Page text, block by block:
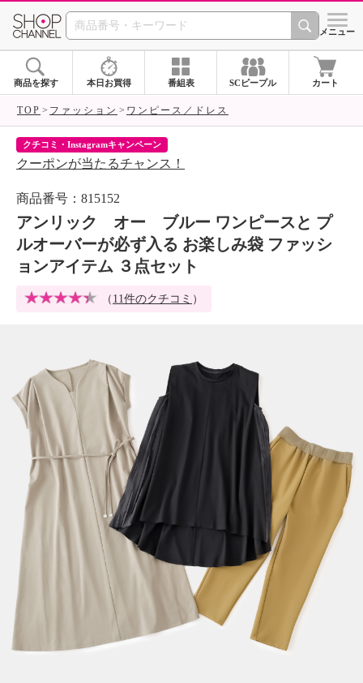
SHOP CHANNEL シメニュー
商品を探す 本日お買得 番組表 SCピープル カート
TOP ファッション ワンピース／ドレス
クチコミ・Instagramキャンペーン
クーポンが当たるチャンス！
商品番号：815152
アンリック オー ブルー ワンピースと プ
ルオーバーが必ず入る お楽しみ袋 ファッシ
ョンアイテム ３点セット
（ 11件のクチコミ ）